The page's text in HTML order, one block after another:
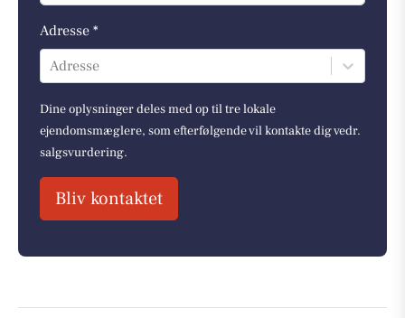
Adresse *
Adresse
Dine oplysninger deles med op til tre lokale
ejendomsmæglere, som efterfølgende vil kontakte dig vedr.
salgsvurdering.
Bliv kontaktet